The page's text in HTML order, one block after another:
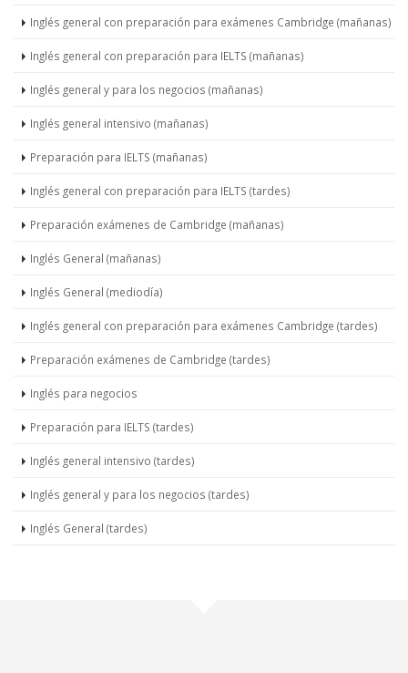
Inglés general con preparación para exámenes Cambridge (mañanas)
Inglés general con preparación para IELTS (mañanas)
Inglés general y para los negocios (mañanas)
Inglés general intensivo (mañanas)
Preparación para IELTS (mañanas)
Inglés general con preparación para IELTS (tardes)
Preparación exámenes de Cambridge (mañanas)
Inglés General (mañanas)
Inglés General (mediodía)
Inglés general con preparación para exámenes Cambridge (tardes)
Preparación exámenes de Cambridge (tardes)
Inglés para negocios
Preparación para IELTS (tardes)
Inglés general intensivo (tardes)
Inglés general y para los negocios (tardes)
Inglés General (tardes)